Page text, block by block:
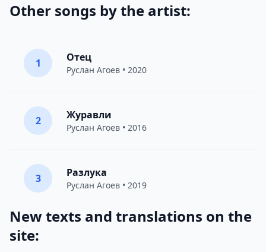
Other songs by the artist:
1 Отец
Руслан Агоев • 2020
2 Журавли
Руслан Агоев • 2016
3 Разлука
Руслан Агоев • 2019
New texts and translations on the
site: